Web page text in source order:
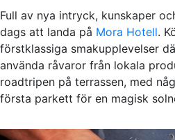
Full av nya intryck, kunskaper
dags att landa på Mora Hotell.
förstklassiga smakupplevelser
använda råvaror från lokala
roadtripen på terrassen, med
första parkett för en magisk